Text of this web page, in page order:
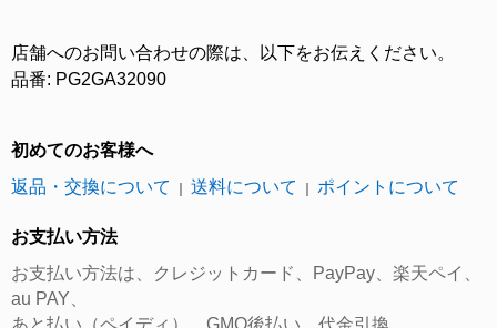
店舗へのお問い合わせの際は、以下をお伝えください。
品番: PG2GA32090
初めてのお客様へ
返品・交換について
｜ 送料について ｜ ポイントについて
お支払い方法
お支払い方法は、クレジットカード、PayPay、楽天ペイ、
au PAY、
あと払い（ペイディ）、GMO後払い、代金引換